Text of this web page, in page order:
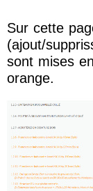
Sur cette
(ajout/
sont mises
orange.